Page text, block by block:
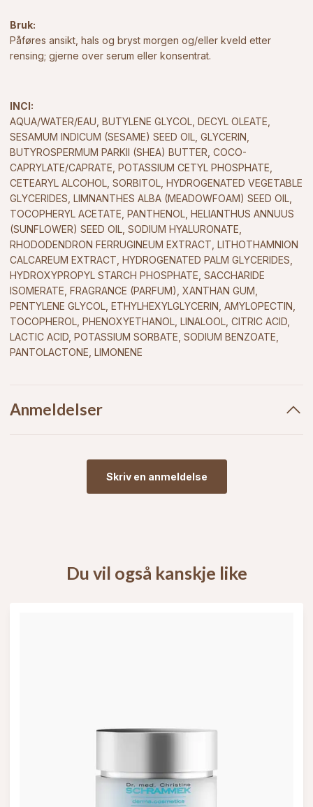
Bruk:
Påføres ansikt, hals og bryst morgen og/eller kveld etter
rensing; gjerne over serum eller konsentrat.
INCI:
AQUA/WATER/EAU, BUTYLENE GLYCOL, DECYL OLEATE,
SESAMUM INDICUM (SESAME) SEED OIL, GLYCERIN,
BUTYROSPERMUM PARKII (SHEA) BUTTER, COCO-
CAPRYLATE/CAPRATE, POTASSIUM CETYL PHOSPHATE,
CETEARYL ALCOHOL, SORBITOL, HYDROGENATED VEGETABLE
GLYCERIDES, LIMNANTHES ALBA (MEADOWFOAM) SEED OIL,
TOCOPHERYL ACETATE, PANTHENOL, HELIANTHUS ANNUUS
(SUNFLOWER) SEED OIL, SODIUM HYALURONATE,
RHODODENDRON FERRUGINEUM EXTRACT, LITHOTHAMNION
CALCAREUM EXTRACT, HYDROGENATED PALM GLYCERIDES,
HYDROXYPROPYL STARCH PHOSPHATE, SACCHARIDE
ISOMERATE, FRAGRANCE (PARFUM), XANTHAN GUM,
PENTYLENE GLYCOL, ETHYLHEXYLGLYCERIN, AMYLOPECTIN,
TOCOPHEROL, PHENOXYETHANOL, LINALOOL, CITRIC ACID,
LACTIC ACID, POTASSIUM SORBATE, SODIUM BENZOATE,
PANTOLACTONE, LIMONENE
Anmeldelser
Skriv en anmeldelse
Du vil også kanskje like